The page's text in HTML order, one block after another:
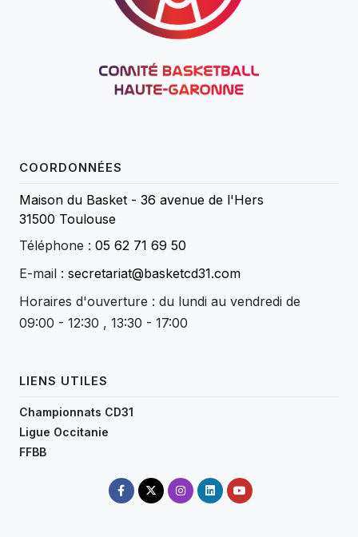
COORDONNÉES
Maison du Basket - 36 avenue de l'Hers
31500 Toulouse
Téléphone : 05 62 71 69 50
E-mail : secretariat@basketcd31.com
Horaires d'ouverture : du lundi au vendredi de
09:00 - 12:30 , 13:30 - 17:00
LIENS UTILES
Championnats CD31
Ligue Occitanie
FFBB